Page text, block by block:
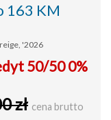
163 KM
'2026
50/50 0%
zł cena brutto